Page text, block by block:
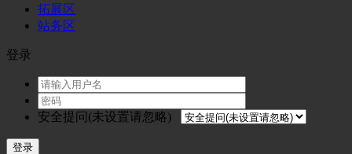
拓展区
站务区
登录
安全提问(未设置请忽略)
登录